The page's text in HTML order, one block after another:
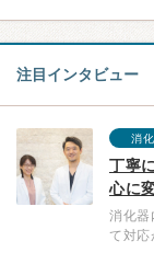
注目インタビュー
消
丁寧
心に
消化器
て対応